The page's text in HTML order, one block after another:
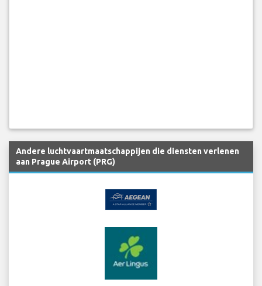
Andere luchtvaartmaatschappijen die diensten verlenen
aan Prague Airport (PRG)